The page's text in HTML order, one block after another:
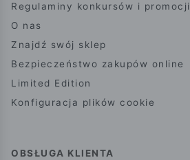
Regulaminy konkursów i promocji
O nas
Znajdź swój sklep
Bezpieczeństwo zakupów online
Limited Edition
Konfiguracja plików cookie
OBSŁUGA KLIENTA